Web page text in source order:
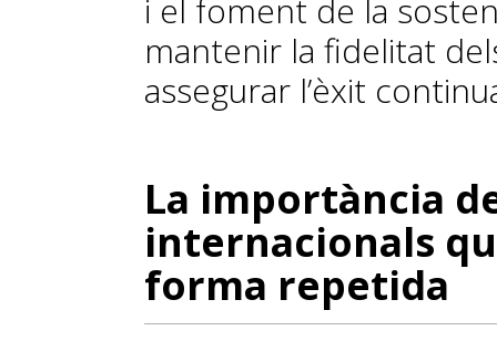
i el foment de la
mantenir la fidelitat
assegurar l’èxit
La importància
internacionals
forma repetida